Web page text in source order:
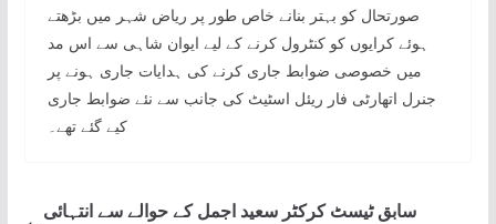
صورتحال کو بہتر بنانے خاص طور پر ریاض شہر میں بڑھتے
ہوئے کرایوں کو کنٹرول کرنے کے لیے ایوان شاہی سے اس مد
میں خصوصی ضوابط جاری کرنے کی ہدایات جاری ہونے پر
جنرل اتھارٹی فار ریئل اسٹیٹ کی جانب سے نئے ضوابط جاری
کیے گئے تھے۔
سابق ٹیسٹ کرکٹر سعید اجمل کے حوالے سے انتہائی